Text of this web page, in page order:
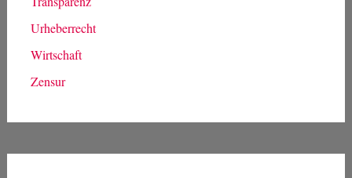
Urheberrecht
Wirtschaft
Zensur